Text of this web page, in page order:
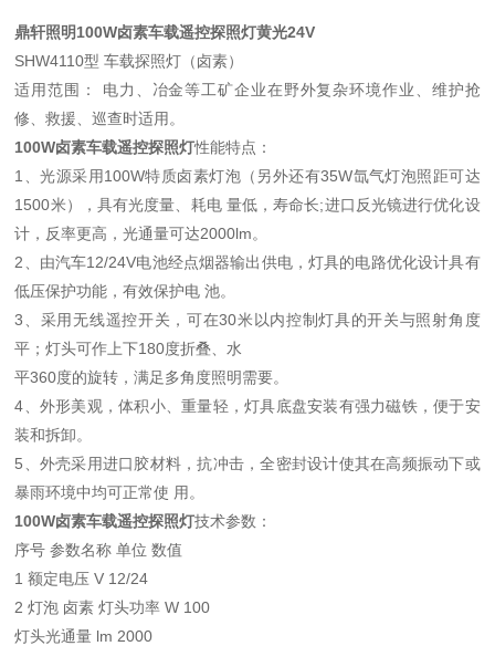
鼎轩照明100W卤素车载遥控探照灯黄光24V
SHW4110型 车载探照灯（卤素）
适用范围： 电力、冶金等工矿企业在野外复杂环境作业、维护抢
修、救援、巡查时适用。
100W卤素车载遥控探照灯性能特点：
1、光源采用100W特质卤素灯泡（另外还有35W氙气灯泡照距可达
1500米），具有光度量、耗电 量低，寿命长;进口反光镜进行优化设
计，反率更高，光通量可达2000lm。
2、由汽车12/24V电池经点烟器输出供电，灯具的电路优化设计具有
低压保护功能，有效保护电 池。
3、采用无线遥控开关，可在30米以内控制灯具的开关与照射角度
平；灯头可作上下180度折叠、水
平360度的旋转，满足多角度照明需要。
4、外形美观，体积小、重量轻，灯具底盘安装有强力磁铁，便于安
装和拆卸。
5、外壳采用进口胶材料，抗冲击，全密封设计使其在高频振动下或
暴雨环境中均可正常使 用。
100W卤素车载遥控探照灯技术参数：
序号 参数名称 单位 数值
1 额定电压 V 12/24
2 灯泡 卤素 灯头功率 W 100
灯头光通量 lm 2000